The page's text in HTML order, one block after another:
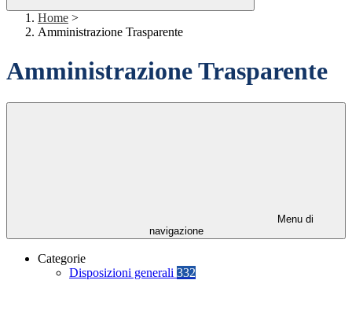
Home >
Amministrazione Trasparente
Amministrazione Trasparente
Menu di
navigazione
Categorie
Disposizioni generali 332